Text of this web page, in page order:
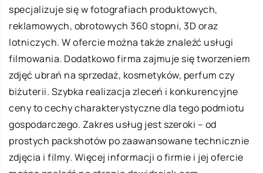
specjalizuje się w fotografiach produktowych,
reklamowych, obrotowych 360 stopni, 3D oraz
lotniczych. W ofercie można także znaleźć usługi
filmowania. Dodatkowo firma zajmuje się tworzeniem
zdjęć ubrań na sprzedaż, kosmetyków, perfum czy
biżuterii. Szybka realizacja zleceń i konkurencyjne
ceny to cechy charakterystyczne dla tego podmiotu
gospodarczego. Zakres usług jest szeroki – od
prostych packshotów po zaawansowane technicznie
zdjęcia i filmy. Więcej informacji o firmie i jej ofercie